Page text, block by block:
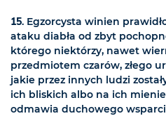
15. Egzorcysta winien
ataku diabła od zbyt
którego niektórzy, nawet
przedmiotem czarów, złego
jakie przez innych ludzi
ich bliskich albo na ich
odmawia duchowego